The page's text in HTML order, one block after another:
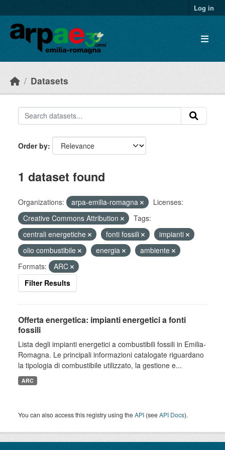
Log in
Datasets
Order by
1 dataset found
Organizations: arpa-emilia-romagna
Licenses:
Creative Commons Attribution
Tags:
centrali energetiche
fonti fossili
impianti
olio combustibile
energia
ambiente
Formats:
ARC
Filter Results
Offerta energetica: impianti energetici a fonti
fossili
Lista degli impianti energetici a combustibili fossili in Emilia-
Romagna. Le principali informazioni catalogate riguardano
la tipologia di combustibile utilizzato, la gestione e...
ARC
You can also access this registry using theAPI (seeAPI Docs).